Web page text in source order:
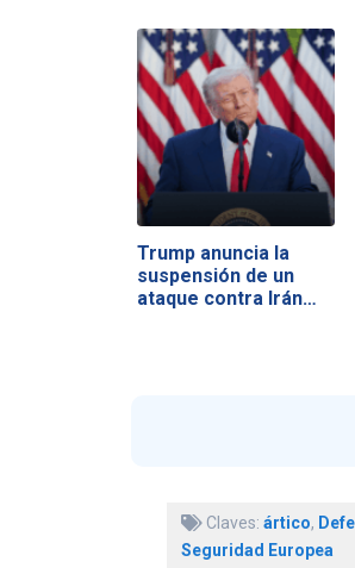
Trump anuncia la
suspensión de un
ataque contra Irán…
Claves: ártico,
Seguridad Europea